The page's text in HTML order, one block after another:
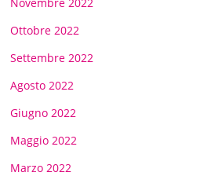
Ottobre 2022
Settembre 2022
Agosto 2022
Giugno 2022
Maggio 2022
Marzo 2022